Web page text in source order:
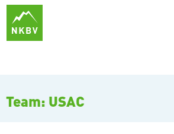
Team: USAC